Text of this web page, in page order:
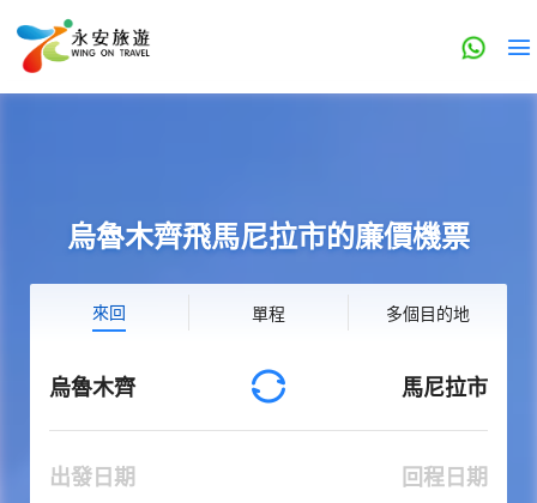
烏魯木齊飛馬尼拉市的廉價機票
來回 單程 多個目的地
烏魯木齊 馬尼拉市
出發日期 回程日期